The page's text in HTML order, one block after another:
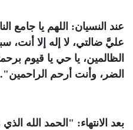
عند النسيان: اللهم يا جامع
عليَّ ضالتي، لا إله إلا
الظالمين، يا حي يا قيوم
الضر، وأنت أرحم الراحمين".
بعد الانتهاء: "الحمد الله الذي